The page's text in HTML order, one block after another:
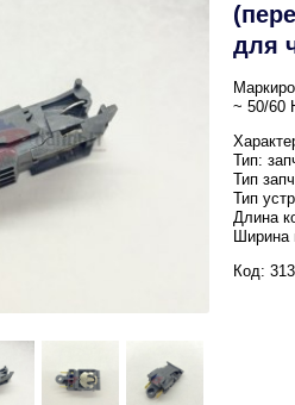
для
~ 50/60
Тип:
Тип
Тип
Длина
Ширина
Код: